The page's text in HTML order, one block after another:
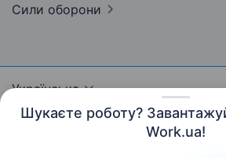
Шукаєте роботу?
Work.ua!
Сили оборони
Українська